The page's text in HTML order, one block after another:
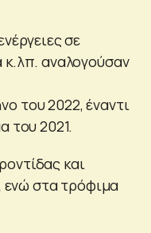
σε
κ.λπ. αναλογούσαν
του 2022, έναντι
του 2021.
και
ενώ στα τρόφιμα